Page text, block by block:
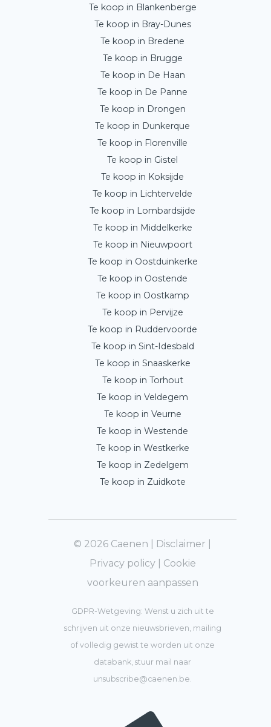
Te koop in Blankenberge
Te koop in Bray-Dunes
Te koop in Bredene
Te koop in Brugge
Te koop in De Haan
Te koop in De Panne
Te koop in Drongen
Te koop in Dunkerque
Te koop in Florenville
Te koop in Gistel
Te koop in Koksijde
Te koop in Lichtervelde
Te koop in Lombardsijde
Te koop in Middelkerke
Te koop in Nieuwpoort
Te koop in Oostduinkerke
Te koop in Oostende
Te koop in Oostkamp
Te koop in Pervijze
Te koop in Ruddervoorde
Te koop in Sint-Idesbald
Te koop in Snaaskerke
Te koop in Torhout
Te koop in Veldegem
Te koop in Veurne
Te koop in Westende
Te koop in Westkerke
Te koop in Zedelgem
Te koop in Zuidkote
© 2026 Caenen | Disclaimer
Privacy policy| Cookie
voorkeuren aanpassen
GDPR-Wetgeving: Wenst u zich uit te
schrijven uit onze nieuwsbrieven, mailing
of volledig gewist te worden uit onze
databank, stuur mail naar
unsubscribe@caenen.be